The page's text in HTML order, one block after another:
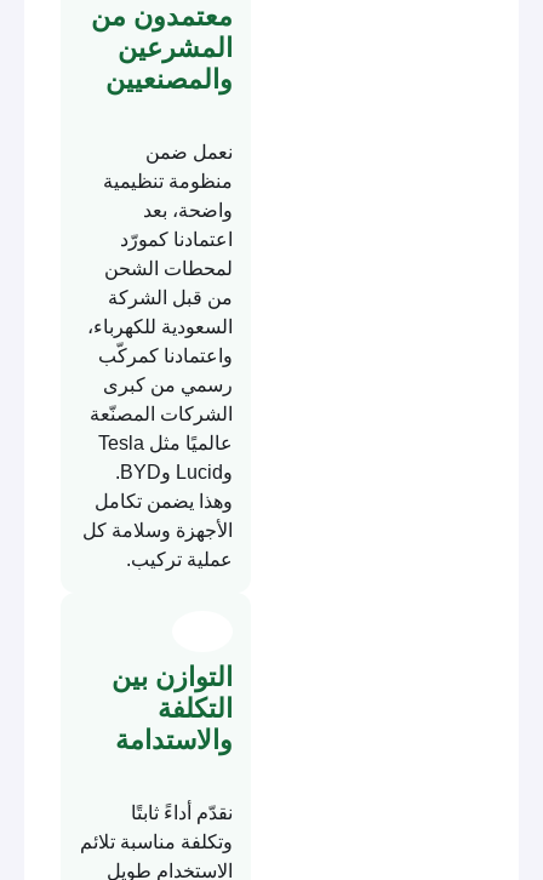
معتمدون من
المشرعين
والمصنعيين
نعمل ضمن
منظومة تنظيمية
واضحة، بعد
اعتمادنا كمورّد
لمحطات الشحن
من قبل الشركة
السعودية للكهرباء،
واعتمادنا كمركّب
رسمي من كبرى
الشركات المصنّعة
عالميًا مثل Tesla
وLucid وBYD.
وهذا يضمن تكامل
الأجهزة وسلامة كل
عملية تركيب.
التوازن بين
التكلفة
والاستدامة
نقدّم أداءً ثابتًا
وتكلفة مناسبة تلائم
الاستخدام طويل